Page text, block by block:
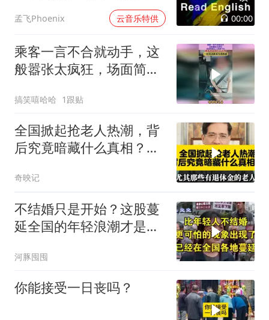
孟飞Phoenix 云音乐特供 00:00
乘客一言不合就动手，这
般嚣张太疯狂，场面简直
搞笑嘻哈哈 1跟贴
全国掀起抢老人热潮，背
后究竟暗藏什么真相？听
奇映记
不结婚只是开始？这股蔓
延全国的年轻浪潮才是真
河豚囤囤
你能接受一日丧吗？